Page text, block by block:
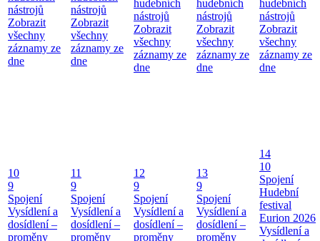
nástrojů
Zobrazit
všechny
záznamy ze
dne
nástrojů
Zobrazit
všechny
záznamy ze
dne
hudebních
nástrojů
Zobrazit
všechny
záznamy ze
dne
hudebních
nástrojů
Zobrazit
všechny
záznamy ze
dne
hudebních
nástrojů
Zobrazit
všechny
záznamy ze
dne
10
9
Spojení
Vysídlení a
dosídlení –
proměny
11
9
Spojení
Vysídlení a
dosídlení –
proměny
12
9
Spojení
Vysídlení a
dosídlení –
proměny
13
9
Spojení
Vysídlení a
dosídlení –
proměny
14
10
Spojení
Hudební
festival
Eurion 2026
Vysídlení a